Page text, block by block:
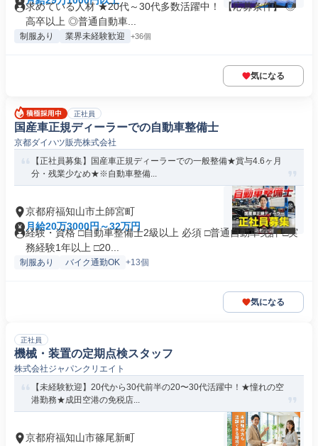
求めている人材 ★20代～30代多数活躍中！ 【応募条件】 ◎
高卒以上 ◎普通自動車...
制服あり 業界未経験歓迎 +36個
気になる
正社員
国産車正規ディーラーでの自動車整備士
京都ダイハツ販売株式会社
【正社員募集】国産車正規ディーラーでの一般整備★賞与4.6ヶ月
分・残業少なめ★※自動車整備...
京都府福知山市土師宮町
月給20万3000円～32万円
経験・資格 □自動車整備士2級以上 必須 □普通自動車免許 □実
務経験1年以上 □20...
制服あり バイク通勤OK +13個
気になる
正社員
機械・装置の定期点検スタッフ
株式会社ジャパンクリエイト
【未経験歓迎】20代から30代前半の20〜30代活躍中！★憧れの空
港勤務★成田空港の免税店...
京都府福知山市篠尾新町